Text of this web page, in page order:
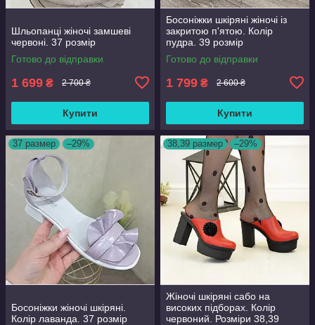
Шльопанці жіночі замшеві
червоні. 37 розмір
Готово до відправки
1 699 ₴ 2 700 ₴
Купити
Босоніжки шкіряні жіночі із
закритою п'ятою. Колір
пудра. 39 розмір
Готово до відправки
1 799 ₴ 2 600 ₴
Купити
37 размер –29%
Босоніжки жіночі шкіряні.
Колір лаванда. 37 розмір
38,39 размер –29%
Жіночі шкіряні сабо на
високих підборах. Колір
червоний. Розміри 38,39